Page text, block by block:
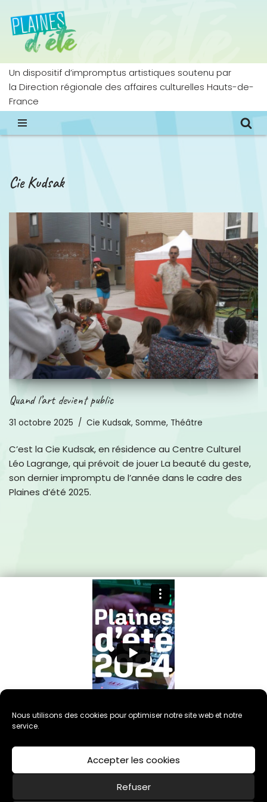
Nous utilisons des cookies pour optimiser notre site web et notre
service.
Accepter les cookies
Refuser
Aller
contenu
Un dispositif d’impromptus artistiques soutenu par
la Direction régionale des affaires culturelles Hauts-de-
France
Cie Kudsak
Quand l’art devient public
31 octobre 2025 Cie Kudsak, Somme, Théâtre
C’est la Cie Kudsak, en résidence au Centre Culturel
Léo Lagrange, qui prévoit de jouer La beauté du geste,
son dernier impromptu de l’année dans le cadre des
Plaines d’été 2025.